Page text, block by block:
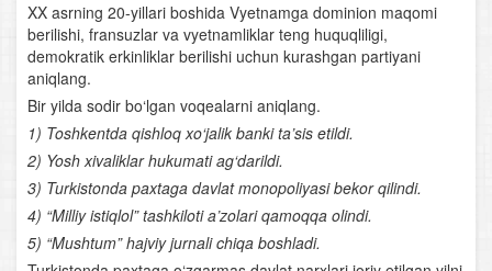
Siyosiy islohotlar. Milliy mustaqillikning barpo etilishi
O‘zbekiston tarkibida suveren Qoraqalpog‘iston
Demokratik fuqarolik jamiyatini shakllanishi
O‘zbekiston taraqqiyotining ijtimoiy-siyosiy aspektlari
Iqtisodiy islohotlar. Bozor iqtisodiyotiga o‘tish
O‘zbekistonda ta’lim va madaniyat
XX asrning 20-yillari boshida Vyetnamga dominion maqomi
berilishi, fransuzlar va vyetnamliklar teng huquqliligi,
demokratik erkinliklar berilishi uchun kurashgan partiyani
aniqlang.
Bir yilda sodir bo‘lgan voqealarni aniqlang.
1) Toshkentda qishloq xo‘jalik banki ta’sis etildi.
2) Yosh xivaliklar hukumati ag‘darildi.
3) Turkistonda paxtaga davlat monopoliyasi bekor qilindi.
4) “Milliy istiqlol” tashkiloti a’zolari qamoqqa olindi.
5) “Mushtum” hajviy jurnali chiqa boshladi.